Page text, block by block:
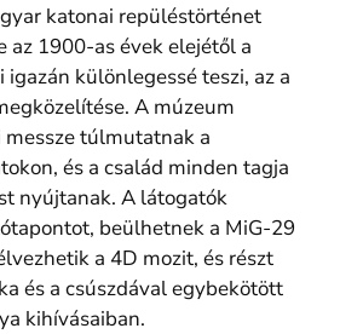
katonai repüléstörténet
az 1900-as évek elejétől a
különlegessé teszi, az a
A múzeum
túlmutatnak a
és a család minden tagja
nyújtanak. A látogatók
beülhetnek a MiG-29
a 4D mozit, és részt
és a csúszdával egybekötött
kihívásaiban.